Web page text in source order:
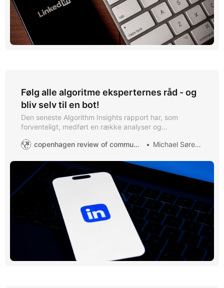
Følg alle algoritme eksperternes råd - og
bliv selv til en bot!
Den seneste Algorithm Insights rapport har, som
forventeligt, medført en række analyser og
kritisk på nogle af påstandene
copenhagen review of communication Michael Sørensen